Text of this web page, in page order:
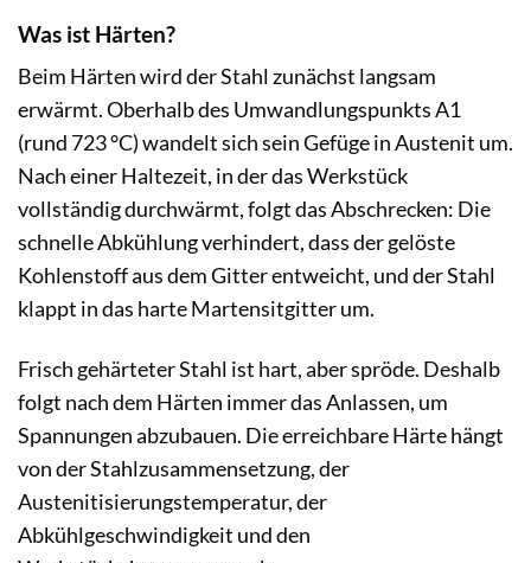
Was ist Härten?
Beim Härten wird der Stahl zunächst langsam
erwärmt. Oberhalb des Umwandlungspunkts A1
(rund 723 °C) wandelt sich sein Gefüge in Austenit um.
Nach einer Haltezeit, in der das Werkstück
vollständig durchwärmt, folgt das Abschrecken: Die
schnelle Abkühlung verhindert, dass der gelöste
Kohlenstoff aus dem Gitter entweicht, und der Stahl
klappt in das harte Martensitgitter um.
Frisch gehärteter Stahl ist hart, aber spröde. Deshalb
folgt nach dem Härten immer das Anlassen, um
Spannungen abzubauen. Die erreichbare Härte hängt
von der Stahlzusammensetzung, der
Austenitisierungstemperatur, der
Abkühlgeschwindigkeit und den